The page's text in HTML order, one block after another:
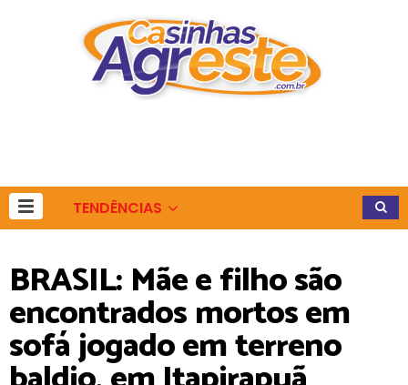
TENDÊNCIAS
BRASIL: Mãe e filho são
encontrados mortos em
sofá jogado em terreno